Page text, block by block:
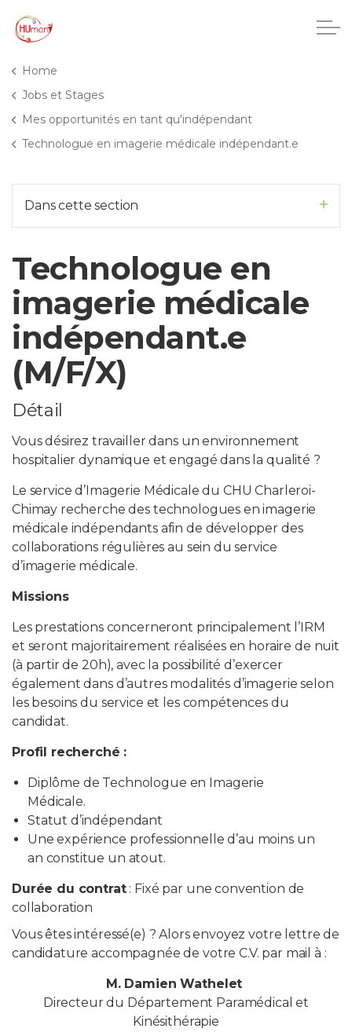
CHU Charleroi-Chimay
Crèches
Pôle enfance et adolescence
Projets IA
HUmani
PROFESSIONNELS DE LA SANTÉ
AUDITOIRES
RGPD
071 92 11 11
Home
Jobs et Stages
Mes opportunités en tant qu'indépendant
Technologue en imagerie médicale indépendant.e
Dans cette section
Technologue en
imagerie médicale
indépendant.e
(M/F/X)
Détail
Vous désirez travailler dans un environnement
hospitalier dynamique et engagé dans la qualité ?
Le service d’Imagerie Médicale du CHU Charleroi-
Chimay recherche des technologues en imagerie
médicale indépendants afin de développer des
collaborations régulières au sein du service
d’imagerie médicale.
Missions
Les prestations concerneront principalement l’IRM
et seront majoritairement réalisées en horaire de nuit
(à partir de 20h), avec la possibilité d’exercer
également dans d’autres modalités d’imagerie selon
les besoins du service et les compétences du
candidat.
Profil recherché :
Diplôme de Technologue en Imagerie
Médicale.
Statut d’indépendant
Une expérience professionnelle d’au moins un
an constitue un atout.
Durée du contrat: Fixé par une convention de
collaboration
Vous êtes intéressé(e) ? Alors envoyez votre lettre de
candidature accompagnée de votre C.V. par mail à :
M. Damien Wathelet
Directeur du Département Paramédical et
Kinésithérapie